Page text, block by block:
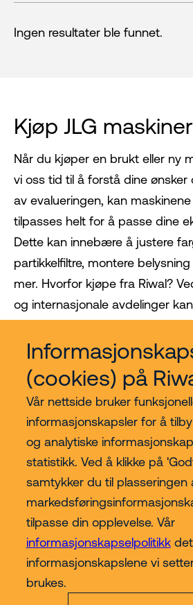
(cookies) på
Vår nettside bruker
informasjonskapsler for å
og analytiske
statistikk. Ved å klikke på
samtykker du til plasseringen
tilpasse din opplevelse. Vår
informasjonskapselpolitikk
informasjonskapslene vi
brukes.
Ingen resultater ble funnet.
Kjøp JLG maskiner
Når du kjøper en brukt eller ny
vi oss tid til å forstå dine ønsker
av evalueringen, kan
tilpasses helt for å passe dine
Dette kan innebære å justere
partikkelfiltre, montere
mer. Hvorfor kjøpe fra Riwal?
og internasjonale avdelinger
Kjøp hos Riwal Norge
Contact
Mer